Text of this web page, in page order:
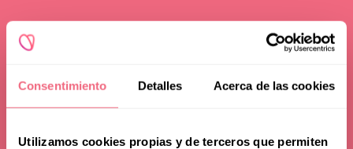
Consentimiento Detalles Acerca de las cookies
Utilizamos cookies propias y de terceros que permiten